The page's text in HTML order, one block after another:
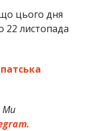
цього дня
22 листопада
Ми